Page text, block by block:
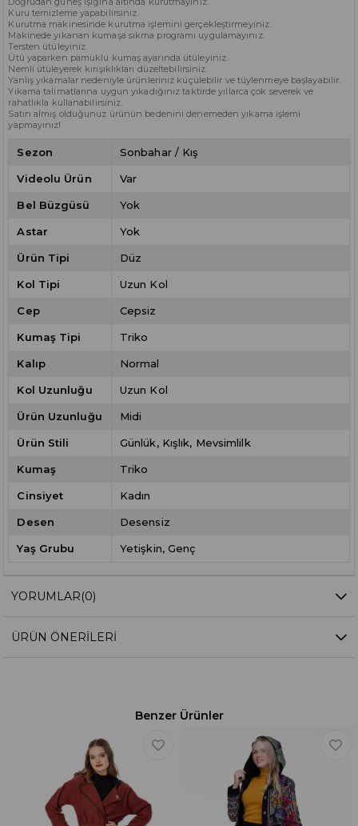
Kuru temizleme yapabilirsiniz.
Kurutma makinesinde kurutma işlemini gerçekleştirmeyiniz.
Makinede yıkanan kumaşa sıkma programı uygulamayınız.
Tersten ütüleyiniz.
Ütü yaparken pamuklu kumaş ayarında ütüleyiniz.
Nemli ütüleyerek kırışıklıkları düzeltebilirsiniz.
Yanlış yıkamalar nedeniyle ürünleriniz küçülebilir ve tüylenmeye başlayabilir.
Yıkama talimatlarına uygun yıkadığınız taktirde yıllarca çok severek ve
rahatlıkla kullanabilirsiniz.
Satın almış olduğunuz ürünün bedenini denemeden yıkama işlemi
yapmayınız!
Sezon Sonbahar / Kış
Videolu Ürün Var
Bel Büzgüsü Yok
Astar Yok
Ürün Tipi Düz
Kol Tipi Uzun Kol
Cep Cepsiz
Kumaş Tipi Triko
Kalıp Normal
Kol Uzunluğu Uzun Kol
Ürün Uzunluğu Midi
Ürün Stili Günlük Kışlık Mevsimlilk
Kumaş Triko
Cinsiyet Kadın
Desen Desensiz
Yaş Grubu Yetişkin Genç
YORUMLAR(0)
ÜRÜN ÖNERILERI
Benzer Ürünler